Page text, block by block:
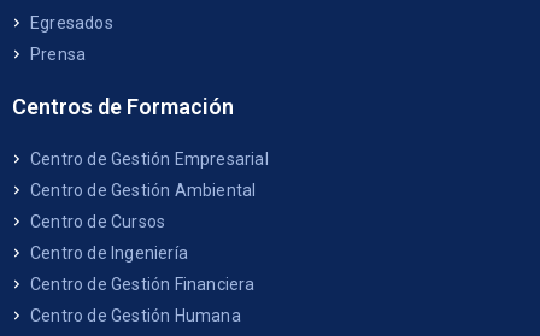
Egresados
Prensa
Centros de Formación
Centro de Gestión Empresarial
Centro de Gestión Ambiental
Centro de Cursos
Centro de Ingeniería
Centro de Gestión Financiera
Centro de Gestión Humana